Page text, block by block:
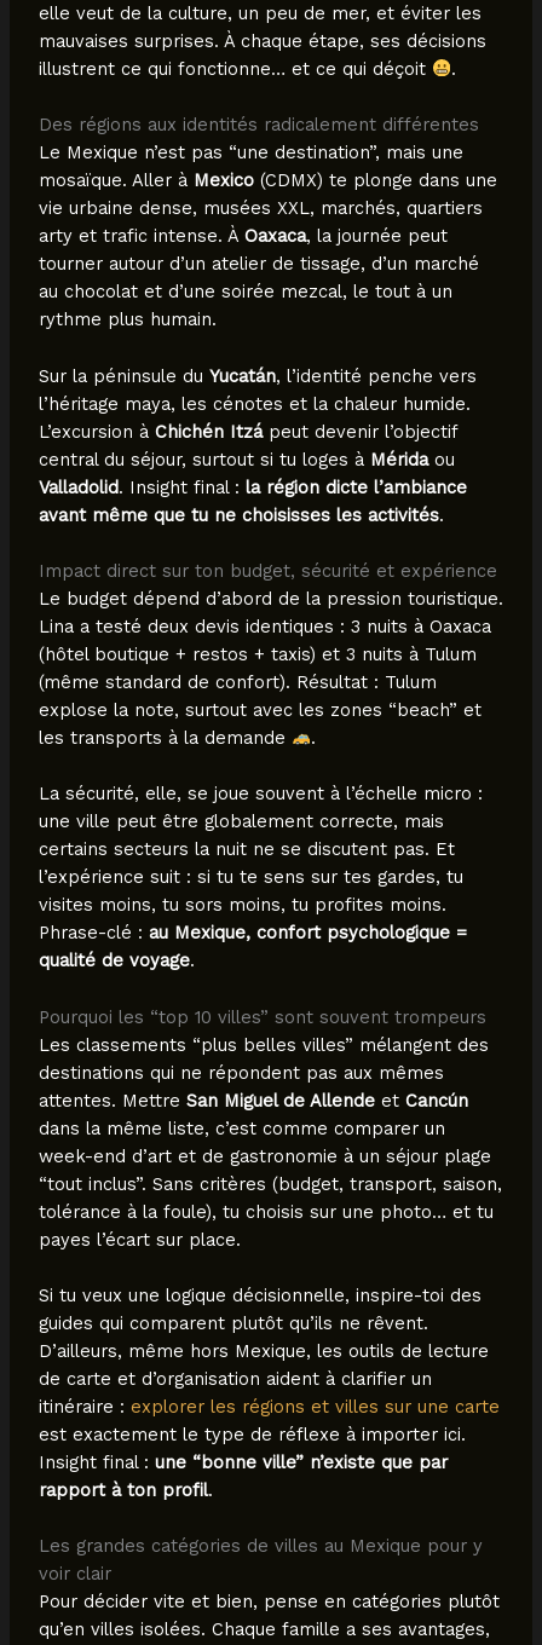
elle veut de la culture, un peu de mer, et éviter les
mauvaises surprises. À chaque étape, ses décisions
illustrent ce qui fonctionne… et ce qui déçoit
.
Des régions aux identités radicalement différentes
Le Mexique n’est pas “une destination”, mais une
mosaïque. Aller à Mexico(CDMX) te plonge dans une
vie urbaine dense, musées XXL, marchés, quartiers
arty et trafic intense. À Oaxaca, la journée peut
tourner autour d’un atelier de tissage, d’un marché
au chocolat et d’une soirée mezcal, le tout à un
rythme plus humain.
Sur la péninsule du Yucatán, l’identité penche vers
l’héritage maya, les cénotes et la chaleur humide.
L’excursion à Chichén Itzápeut devenir l’objectif
central du séjour, surtout si tu loges à Méridaou
Valladolid. Insight final : la région dicte l’ambiance
avant même que tu ne choisisses les activités.
Impact direct sur ton budget, sécurité et expérience
Le budget dépend d’abord de la pression touristique.
Lina a testé deux devis identiques : 3 nuits à Oaxaca
(hôtel boutique + restos + taxis) et 3 nuits à Tulum
(même standard de confort). Résultat : Tulum
explose la note, surtout avec les zones “beach” et
les transports à la demande
.
La sécurité, elle, se joue souvent à l’échelle micro :
une ville peut être globalement correcte, mais
certains secteurs la nuit ne se discutent pas. Et
l’expérience suit : si tu te sens sur tes gardes, tu
visites moins, tu sors moins, tu profites moins.
Phrase-clé : au Mexique, confort psychologique =
qualité de voyage.
Pourquoi les “top 10 villes” sont souvent trompeurs
Les classements “plus belles villes” mélangent des
destinations qui ne répondent pas aux mêmes
attentes. Mettre San Miguel de Allendeet Cancún
dans la même liste, c’est comme comparer un
week-end d’art et de gastronomie à un séjour plage
“tout inclus”. Sans critères (budget, transport, saison,
tolérance à la foule), tu choisis sur une photo… et tu
payes l’écart sur place.
Si tu veux une logique décisionnelle, inspire-toi des
guides qui comparent plutôt qu’ils ne rêvent.
D’ailleurs, même hors Mexique, les outils de lecture
de carte et d’organisation aident à clarifier un
itinéraire : explorer les régions et villes sur une carte
est exactement le type de réflexe à importer ici.
Insight final : une “bonne ville” n’existe que par
rapport à ton profil.
Les grandes catégories de villes au Mexique pour y
voir clair
Pour décider vite et bien, pense en catégories plutôt
qu’en villes isolées. Chaque famille a ses avantages,